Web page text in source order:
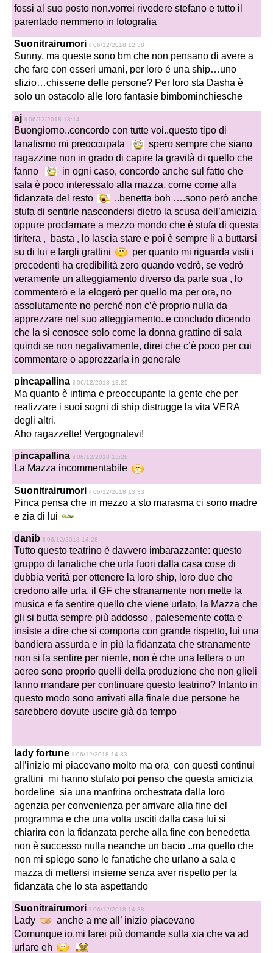
fossi al suo posto non.vorrei rivedere stefano e tutto il
parentado nemmeno in fotografia
Suonitrairumori il 06/12/2018 12:38
Sunny, ma queste sono bm che non pensano di avere a
che fare con esseri umani, per loro é una ship…uno
sfizio…chissene delle persone? Per loro sta Dasha è
solo un ostacolo alle loro fantasie bimbominchiesche
aj il 06/12/2018 13:14
Buongiorno..concordo con tutte voi..questo tipo di
fanatismo mi preoccupata
spero sempre che siano
ragazzine non in grado di capire la gravità di quello che
fanno
in ogni caso, concordo anche sul fatto che
sala è poco interessato alla mazza, come come alla
fidanzata del resto
..benetta boh ….sono però anche
stufa di sentirle nascondersi dietro la scusa dell’amicizia
oppure proclamare a mezzo mondo che è stufa di questa
tiritera , basta , lo lascia stare e poi è sempre lì a buttarsi
su di lui e fargli grattini
per quanto mi riguarda visti i
precedenti ha credibilità zero quando vedrò, se vedrò
veramente un atteggiamento diverso da parte sua , lo
commenterò e la elogerò per quello ma per ora, no
assolutamente no perché non c’è proprio nulla da
apprezzare nel suo atteggiamento..e concludo dicendo
che la si conosce solo come la donna grattino di sala
quindi se non negativamente, direi che c’è poco per cui
commentare o apprezzarla in generale
pincapallina il 06/12/2018 13:25
Ma quanto è infima e preoccupante la gente che per
realizzare i suoi sogni di ship distrugge la vita VERA
degli altri.
Aho ragazzette! Vergognatevi!
pincapallina il 06/12/2018 13:28
La Mazza incommentabile
Suonitrairumori il 06/12/2018 13:33
Pinca pensa che in mezzo a sto marasma ci sono madre
e zia di lui
danib il 06/12/2018 14:28
Tutto questo teatrino è davvero imbarazzante: questo
gruppo di fanatiche che urla fuori dalla casa cose di
dubbia verità per ottenere la loro ship, loro due che
credono alle urla, il GF che stranamente non mette la
musica e fa sentire quello che viene urlato, la Mazza che
gli si butta sempre più addosso , palesemente cotta e
insiste a dire che si comporta con grande rispetto, lui una
bandiera assurda e in più la fidanzata che stranamente
non si fa sentire per niente, non è che una lettera o un
aereo sono proprio quelli della produzione che non glieli
fanno mandare per continuare questo teatrino? Intanto in
questo modo sono arrivati alla finale due persone he
sarebbero dovute uscire già da tempo
lady fortune il 06/12/2018 14:33
all’inizio mi piacevano molto ma ora con questi continui
grattini mi hanno stufato poi penso che questa amicizia
bordeline sia una manfrina orchestrata dalla loro
agenzia per convenienza per arrivare alla fine del
programma e che una volta usciti dalla casa lui si
chiarira con la fidanzata perche alla fine con benedetta
non è successo nulla neanche un bacio ..ma quello che
non mi spiego sono le fanatiche che urlano a sala e
mazza di mettersi insieme senza aver rispetto per la
fidanzata che lo sta aspettando
Suonitrairumori il 06/12/2018 14:38
Lady
anche a me all’ inizio piacevano
Comunque io.mi farei più domande sulla xia che va ad
urlare eh